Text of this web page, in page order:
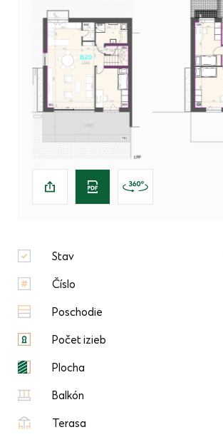
Stav
Číslo
Poschodie
Počet izieb
Plocha
Balkón
Terasa